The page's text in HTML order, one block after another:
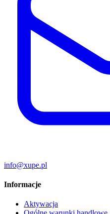
info@xupe.pl
Informacje
Aktywacja